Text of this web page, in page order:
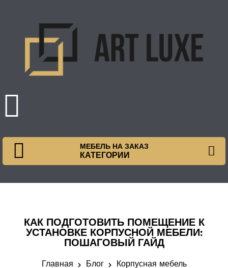
МЕБЕЛЬ НА ЗАКАЗ
КАТЕГОРИИ
КАК ПОДГОТОВИТЬ ПОМЕЩЕНИЕ К
УСТАНОВКЕ КОРПУСНОЙ МЕБЕЛИ:
ПОШАГОВЫЙ ГАЙД
Главная Блог
Корпусная мебель